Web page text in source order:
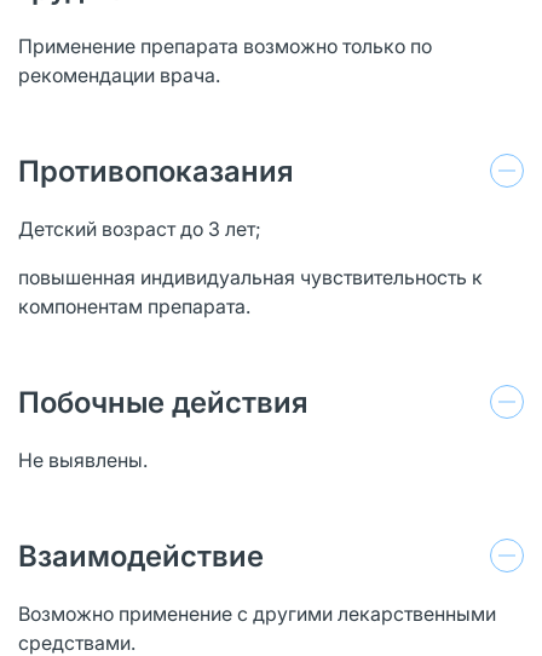
Применение препарата возможно только по
рекомендации врача.
Противопоказания
Детский возраст до 3 лет;
повышенная индивидуальная чувствительность к
компонентам препарата.
Побочные действия
Не выявлены.
Взаимодействие
Возможно применение с другими лекарственными
средствами.